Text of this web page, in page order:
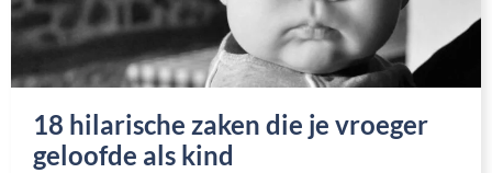
18 hilarische zaken die je vroeger
geloofde als kind